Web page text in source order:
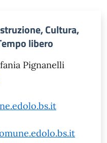
Cultura,
libero
Pignanelli